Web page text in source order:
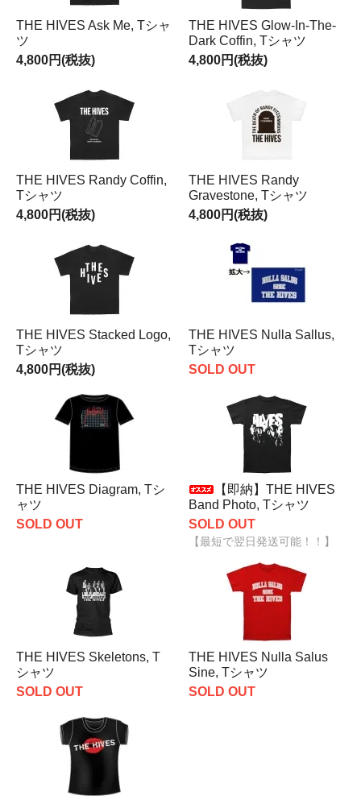
THE HIVES Ask Me, Tシャ
ツ
4,800円(税抜)
THE HIVES Glow-In-The-
Dark Coffin, Tシャツ
4,800円(税抜)
THE HIVES Randy Coffin,
Tシャツ
4,800円(税抜)
THE HIVES Randy
Gravestone, Tシャツ
4,800円(税抜)
THE HIVES Stacked Logo,
Tシャツ
4,800円(税抜)
THE HIVES Nulla Sallus,
Tシャツ
SOLD OUT
THE HIVES Diagram, Tシ
ャツ
SOLD OUT
【即納】THE HIVES
Band Photo, Tシャツ
SOLD OUT
【最短で翌日発送可能！！】
THE HIVES Skeletons, T
シャツ
SOLD OUT
THE HIVES Nulla Salus
Sine, Tシャツ
SOLD OUT